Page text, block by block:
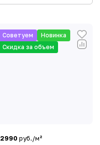
Советуем
Новинка
Скидка за объем
2990 руб./м²